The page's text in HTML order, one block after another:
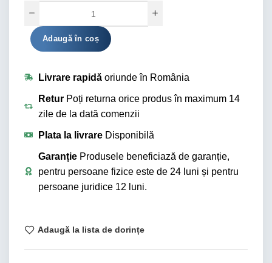
Adaugă în coș Alternative:
Livrare rapidăoriunde în România
ReturPoți returna orice produs în maximum 14
zile de la dată comenzii
Plata la livrareDisponibilă
Garanție Produsele beneficiază de garanție,
pentru persoane fizice este de 24 luni și pentru
persoane juridice 12 luni.
Adaugă la lista de dorințe